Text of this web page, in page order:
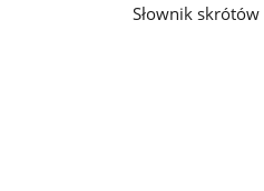
Słownik skrótów